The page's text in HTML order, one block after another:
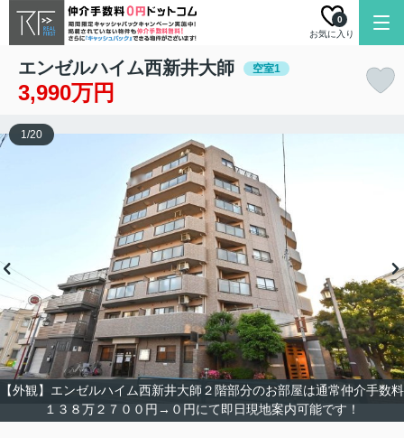
お気に入り
0
エンゼルハイム西新井大師 空室1
3,990万円
【外観】エンゼルハイム西新井大師２階部分のお部屋は通常仲介手数料
１３８万２７００円→０円にて即日現地案内可能です！
1/20